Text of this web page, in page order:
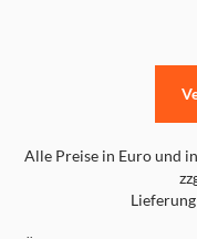
Alle Preise in Euro und